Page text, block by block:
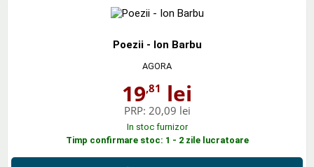
Poezii - Ion Barbu
AGORA
19,81 lei
PRP: 20,09 lei
In stoc furnizor
Timp confirmare stoc: 1 - 2 zile lucratoare